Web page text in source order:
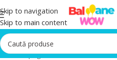
Skip to navigation
Skip to main content
Prima pagină/Set 100 Baloane